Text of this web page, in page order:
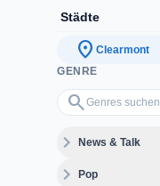
Städte
location_on Clearmont
GENRE
search
Genres suchen…
expand_moreNews & Talk
expand_morePop